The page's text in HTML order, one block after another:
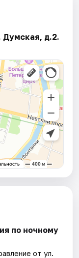
Думская, д.2.
по ночному
от ул.